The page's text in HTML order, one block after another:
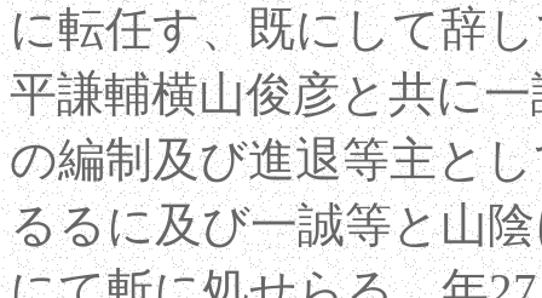
に転任す、既にして辞
平謙輔横山俊彦と共に
の編制及び進退等主と
るるに及び一誠等と山